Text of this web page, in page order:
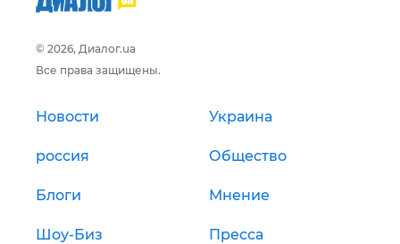
© 2026, Диалог.ua
Все права защищены.
Новости Украина
россия Общество
Блоги Мнение
Шоу-Биз Пресса